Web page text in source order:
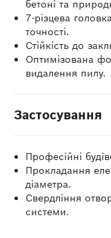
бетоні та
7-різцева
точності.
Стійкість до
Оптимізована
видалення пилу.
Застосування
Професійні
Прокладання
діаметра.
Свердління
системи.